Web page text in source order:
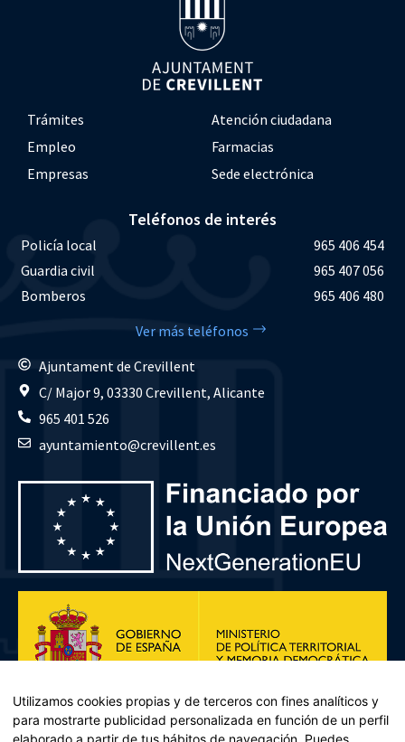
Trámites
Atención ciudadana
Empleo
Farmacias
Empresas
Sede electrónica
Teléfonos de interés
Policía local
965 406 454
Guardia civil
965 407 056
Bomberos
965 406 480
Ver más teléfonos
Ajuntament de Crevillent
C/ Major 9, 03330 Crevillent, Alicante
965 401 526
ayuntamiento@crevillent.es
Utilizamos cookies propias y de terceros con fines analíticos y
para mostrarte publicidad personalizada en función de un perfil
elaborado a partir de tus hábitos de navegación. Puedes